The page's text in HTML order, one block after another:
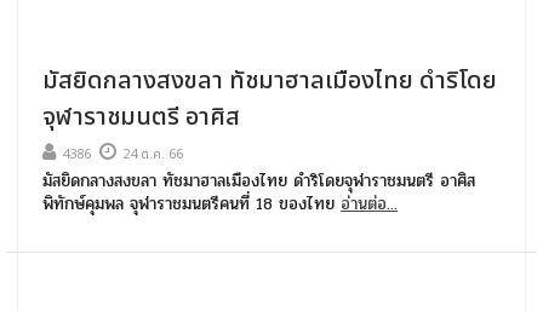
มัสยิดกลางสงขลา ทัชมาฮาลเมืองไทย ดำริโดย
จุฬาราชมนตรี อาศิส
4386 24 ต.ค. 66
มัสยิดกลางสงขลา ทัชมาฮาลเมืองไทย ดำริโดยจุฬาราชมนตรี อาศิส
พิทักษ์คุมพล จุฬาราชมนตรีคนที่ 18 ของไทย อ่านต่อ...